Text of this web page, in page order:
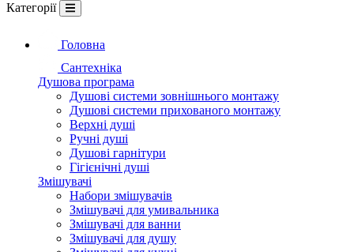
Категорії
Головна
Сантехніка
Душова програма
Душові системи зовнішнього монтажу
Душові системи прихованого монтажу
Верхні душі
Ручні душі
Душові гарнітури
Гігієнічні душі
Змішувачі
Набори змішувачів
Змішувачі для умивальника
Змішувачі для ванни
Змішувачі для душу